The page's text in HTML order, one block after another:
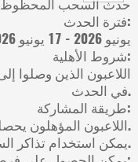
حدث السحب المحظوظ
فترة الحدث:
4 يونيو 2026 - 17 يونيو 2026 (حسب توقيت السيرفر)
شروط الأهلية:
في الحدث.
طريقة المشاركة:
اللاعبون المؤهلون يحصلون على فرصة سحب مجانية واحدة.
يمكن استخدام تذاكر السحب للمشاركة في السحب المحظوظ.